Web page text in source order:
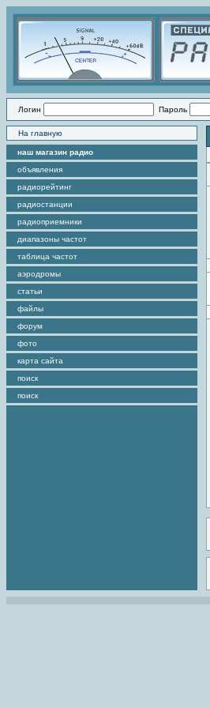
Логин Пароль
На главную
наш магазин радио
объявления
радиорейтинг
радиостанции
радиоприемники
диапазоны частот
таблица частот
аэродромы
статьи
файлы
форум
фото
карта сайта
поиск
поиск